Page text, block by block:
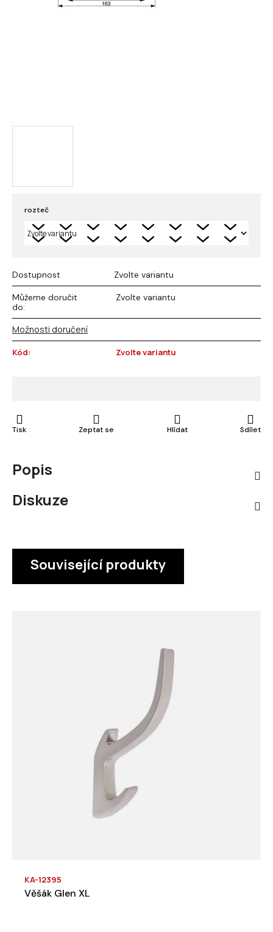
rozteč
Dostupnost Zvolte variantu
Můžeme doručit
do:
Zvolte variantu
Možnosti doručení
Kód: Zvolte variantu
Tisk Zeptat se Hlídat Sdílet
Popis
Diskuze
Související produkty
KA-12395
Věšák Glen XL